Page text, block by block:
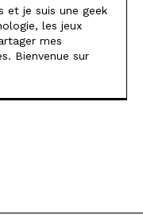
et je suis une geek
les jeux
mes
Bienvenue sur